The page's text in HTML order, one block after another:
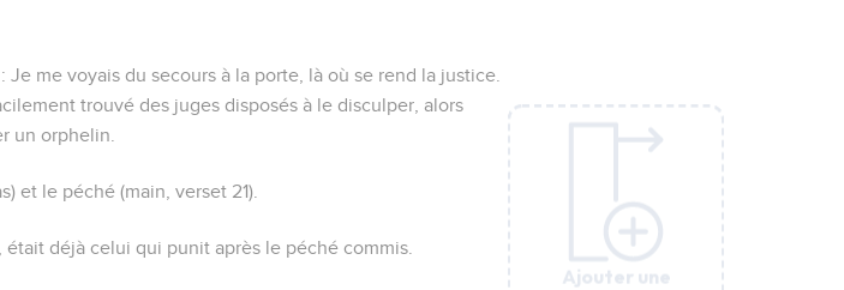
Ajouter une
:Je me voyais du secours à la porte , là où se rend la justice.
trouvé des juges disposés à le disculper, alors
un orphelin.
) et le péché (main , verset 21).
déjà celui qui punit après le péché commis.
Ajouter une
Ajouter une
Ajouter une
Ajouter une
Ajouter une